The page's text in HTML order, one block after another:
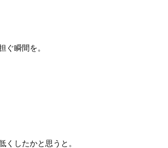
ぐ瞬間を。
したかと思うと。